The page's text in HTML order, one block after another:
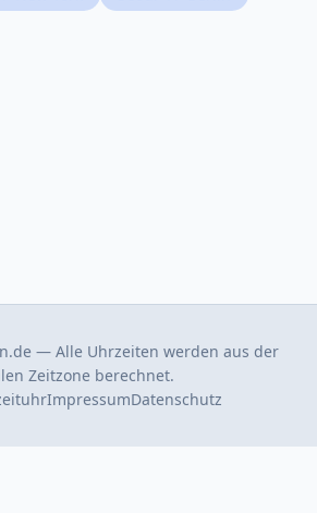
— Alle Uhrzeiten werden aus der
Zeitzone berechnet.
ImpressumDatenschutz